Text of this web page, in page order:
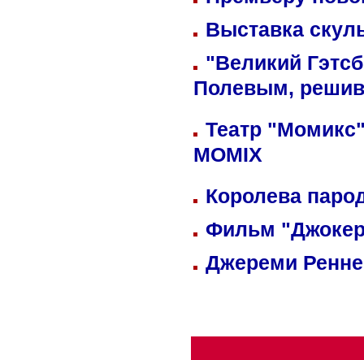
Выставка
"Великий
Полевым,
Театр
MOMIX
Королева
Фильм
Джереми